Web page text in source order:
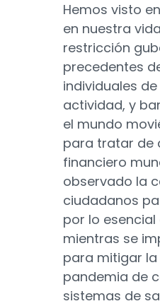
Hemos visto
en nuestra
restricción
precedentes
individuales
actividad, y
el mundo
para tratar de
financiero
observado la
ciudadanos
por lo
mientras se
para mitigar
pandemia de
sistemas de